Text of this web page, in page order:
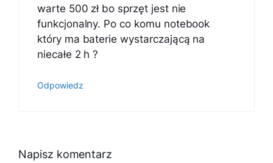
warte 500 zł bo sprzęt jest nie
funkcjonalny. Po co komu notebook
który ma baterie wystarczającą na
niecałe 2 h ?
Odpowiedz
Napisz komentarz